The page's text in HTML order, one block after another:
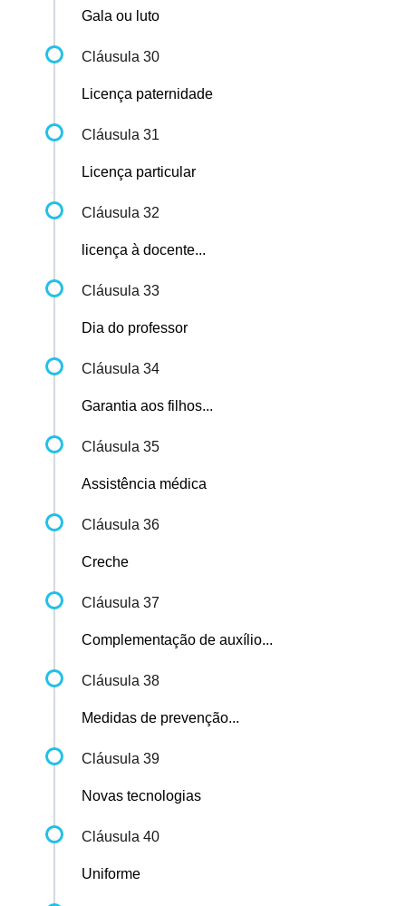
Gala ou luto
Cláusula 30
Licença paternidade
Cláusula 31
Licença particular
Cláusula 32
licença à docente...
Cláusula 33
Dia do professor
Cláusula 34
Garantia aos filhos...
Cláusula 35
Assistência médica
Cláusula 36
Creche
Cláusula 37
Complementação de auxílio...
Cláusula 38
Medidas de prevenção...
Cláusula 39
Novas tecnologias
Cláusula 40
Uniforme